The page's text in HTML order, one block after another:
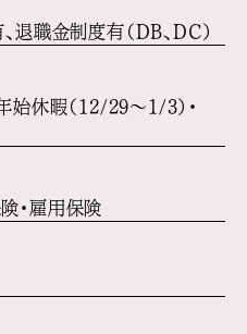
退職金制度有（DB、DC）
始休暇（12/29〜1/3）・
・雇用保険